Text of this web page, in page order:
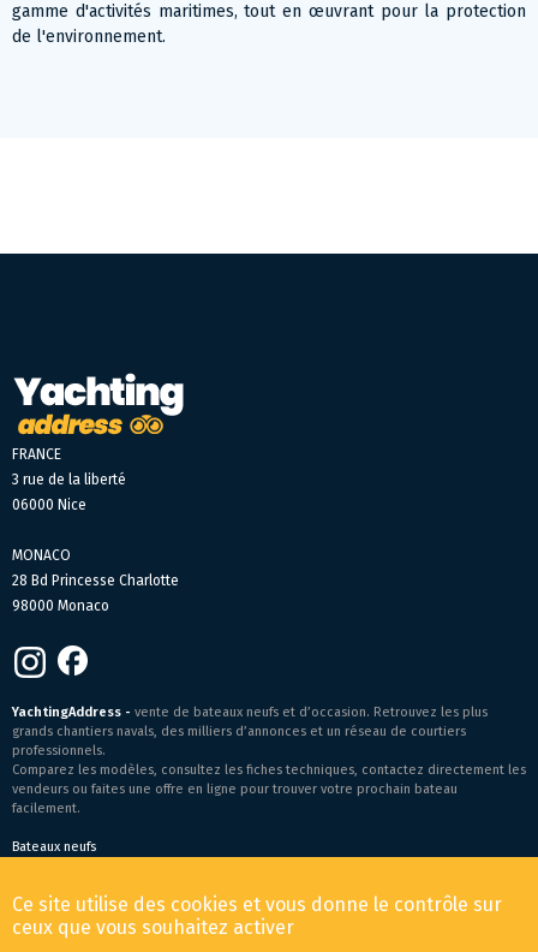
gamme d'activités maritimes, tout en œuvrant pour la protection
de l'environnement.
FRANCE
3 rue de la liberté
06000 Nice
MONACO
28 Bd Princesse Charlotte
98000 Monaco
YachtingAddress - vente de bateaux neufs et d’occasion. Retrouvez les plus
grands chantiers navals, des milliers d’annonces et un réseau de courtiers
professionnels.
Comparez les modèles, consultez les fiches techniques, contactez directement les
vendeurs ou faites une offre en ligne pour trouver votre prochain bateau
facilement.
Bateaux neufs
© 2026 YachtingAddress.com
Ce site utilise des cookies et vous donne le contrôle sur
ceux que vous souhaitez activer